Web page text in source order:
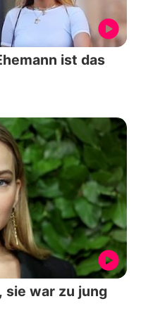
ist das
sie war zu jung